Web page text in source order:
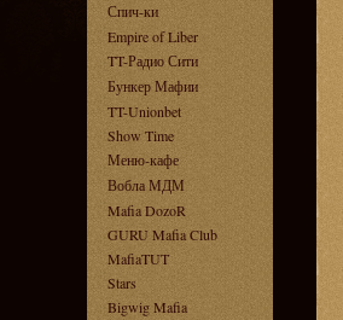
Спич-ки
Empire of Liber
TT-Радио Сити
Бункер Мафии
TT-Unionbet
Show Time
Меню-кафе
Вобла МДМ
Mafia DozoR
GURU Mafia Club
MafiaTUT
Stars
Bigwig Mafia